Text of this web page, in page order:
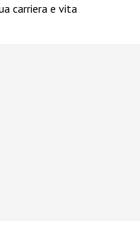
carriera e vita